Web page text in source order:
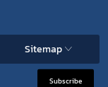
Sitemap
Subscribe